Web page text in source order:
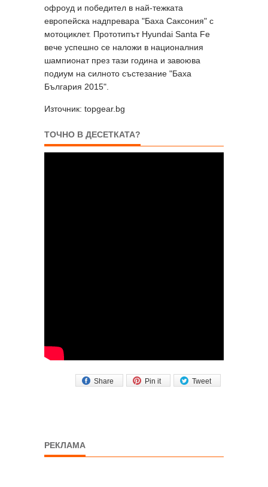
офроуд и победител в най-тежката
европейска надпревара "Баха Саксония" с
мотоциклет. Прототипът Hyundai Santa Fe
вече успешно се наложи в националния
шампионат през тази година и завоюва
подиум на силното състезание "Баха
България 2015".
Източник: topgear.bg
ТОЧНО В ДЕСЕТКАТА?
Tweet
Pin it
Share
РЕКЛАМА